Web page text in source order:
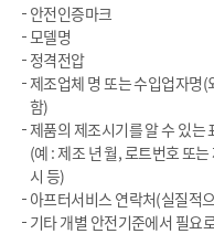
안전인증마크
모델명
정격전압
제조업체 명 또는 수입업자명
함)
제품의 제조시기를 알 수 있는
(예 : 제조 년 월, 로트번호 또
시 등)
아프터서비스 연락처(실질적
기타 개별 안전기준에서 필요